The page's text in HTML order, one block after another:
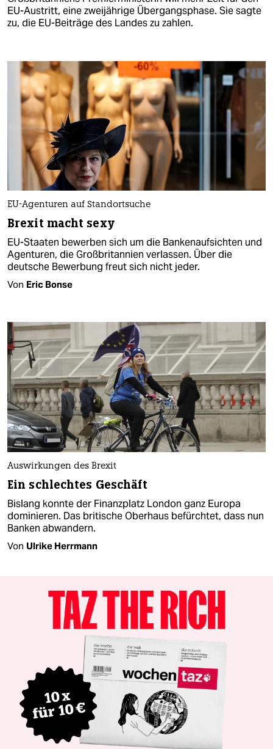
EU-Austritt, eine zweijährige Übergangsphase. Sie sagte
zu, die EU-Beiträge des Landes zu zahlen.
EU-Agenturen auf Standortsuche
Brexit macht sexy
EU-Staaten bewerben sich um die Bankenaufsichten und
Agenturen, die Großbritannien verlassen. Über die
deutsche Bewerbung freut sich nicht jeder.
Von Eric Bonse
Auswirkungen des Brexit
Ein schlechtes Geschäft
Bislang konnte der Finanzplatz London ganz Europa
dominieren. Das britische Oberhaus befürchtet, dass nun
Banken abwandern.
Von Ulrike Herrmann